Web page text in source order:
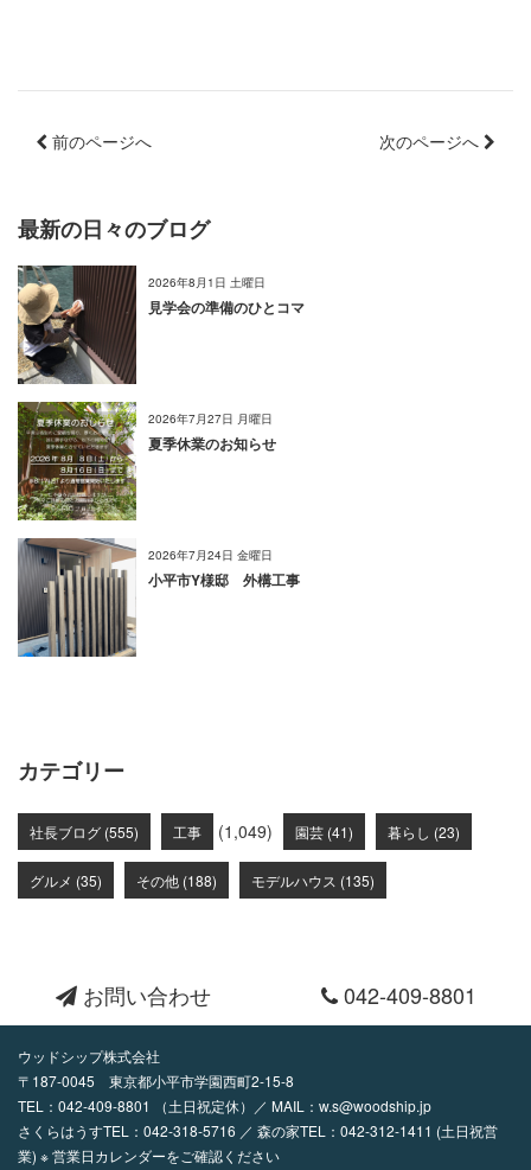
前のページへ 次のページへ
最新の日々のブログ
2026年8月1日 土曜日
見学会の準備のひとコマ
2026年7月27日 月曜日
夏季休業のお知らせ
2026年7月24日 金曜日
小平市Y様邸 外構工事
カテゴリー
社長ブログ (555) 工事 (1,049) 園芸 (41) 暮らし (23)
グルメ (35) その他 (188) モデルハウス (135)
お問い合わせ 042-409-8801
ウッドシップ株式会社
〒187-0045 東京都小平市学園西町2-15-8
TEL： 042-409-8801 （土日祝定休）／ MAIL： w.s@woodship.jp
さくらはうすTEL：042-318-5716 ／ 森の家TEL：042-312-1411 (土日祝営
業) ※ 営業日カレンダーをご確認ください